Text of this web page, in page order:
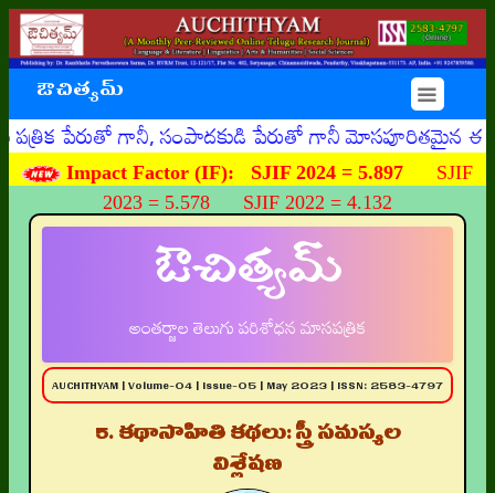
ఔచిత్యమ్ ☰
గానీ, సంపాదకుడి పేరుతో గానీ మోసపూరితమైన ఈమెయిళ్ళు,
Impact Factor (IF): SJIF 2024 = 5.897 SJIF
2023 = 5.578 SJIF 2022 = 4.132
ఔచిత్యమ్
అంతర్జాల తెలుగు పరిశోధన మాసపత్రిక
AUCHITHYAM | Volume-04 | Issue-05 | May 2023 | ISSN: 2583-4797
5. కథాసాహితి కథలు: స్త్రీ సమస్యల
విశ్లేషణ